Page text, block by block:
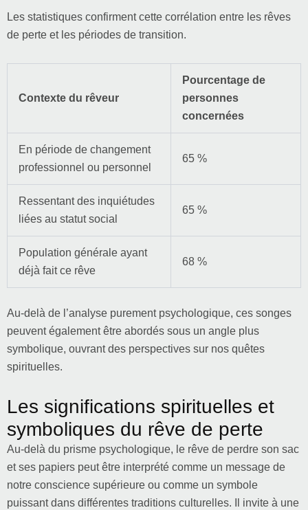
Les statistiques confirment cette corrélation entre les rêves
de perte et les périodes de transition.
Contexte du rêveur
Pourcentage de
personnes
concernées
En période de changement
professionnel ou personnel
65 %
Ressentant des inquiétudes
liées au statut social
65 %
Population générale ayant
déjà fait ce rêve
68 %
Au-delà de l’analyse purement psychologique, ces songes
peuvent également être abordés sous un angle plus
symbolique, ouvrant des perspectives sur nos quêtes
spirituelles.
Les significations spirituelles et
symboliques du rêve de perte
Au-delà du prisme psychologique, le rêve de perdre son sac
et ses papiers peut être interprété comme un message de
notre conscience supérieure ou comme un symbole
puissant dans différentes traditions culturelles. Il invite à une